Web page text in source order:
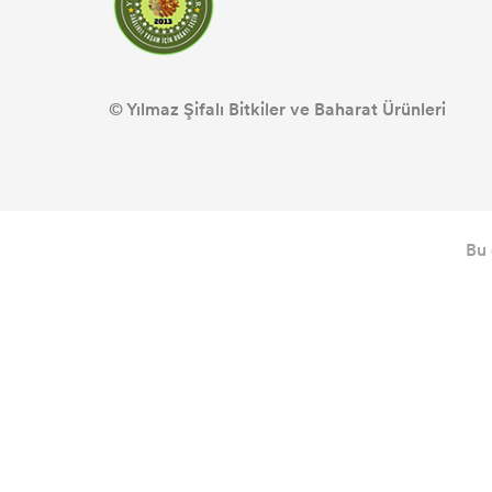
© Yılmaz Şifalı Bitkiler ve Baharat Ürünleri